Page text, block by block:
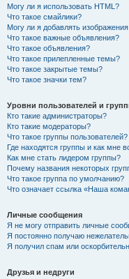
Могу ли я использовать HTML?
Что такое смайлики?
Могу ли я добавлять
Что такое важные объявления?
Что такое объявления?
Что такое прилепленные темы?
Что такое закрытые темы?
Что такое значки тем?
Уровни пользователей и
Кто такие администраторы?
Кто такие модераторы?
Что такое группы пользователей?
Где находятся группы и как мне
Как мне стать лидером группы?
Почему названия некоторых
Что такое группа по умолчанию?
Что означает ссылка «Наша
Личные сообщения
Я не могу отправить личные
Я постоянно получаю
Я получил спам или
Друзья и недруги